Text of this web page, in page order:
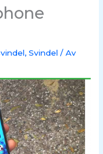
,Svindel / Av